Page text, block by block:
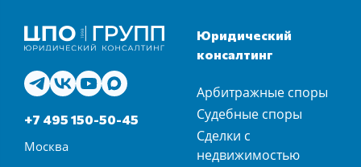
+7 495 150-50-45
Москва
Юридический
консалтинг
Арбитражные споры
Судебные споры
Сделки с
недвижимостью